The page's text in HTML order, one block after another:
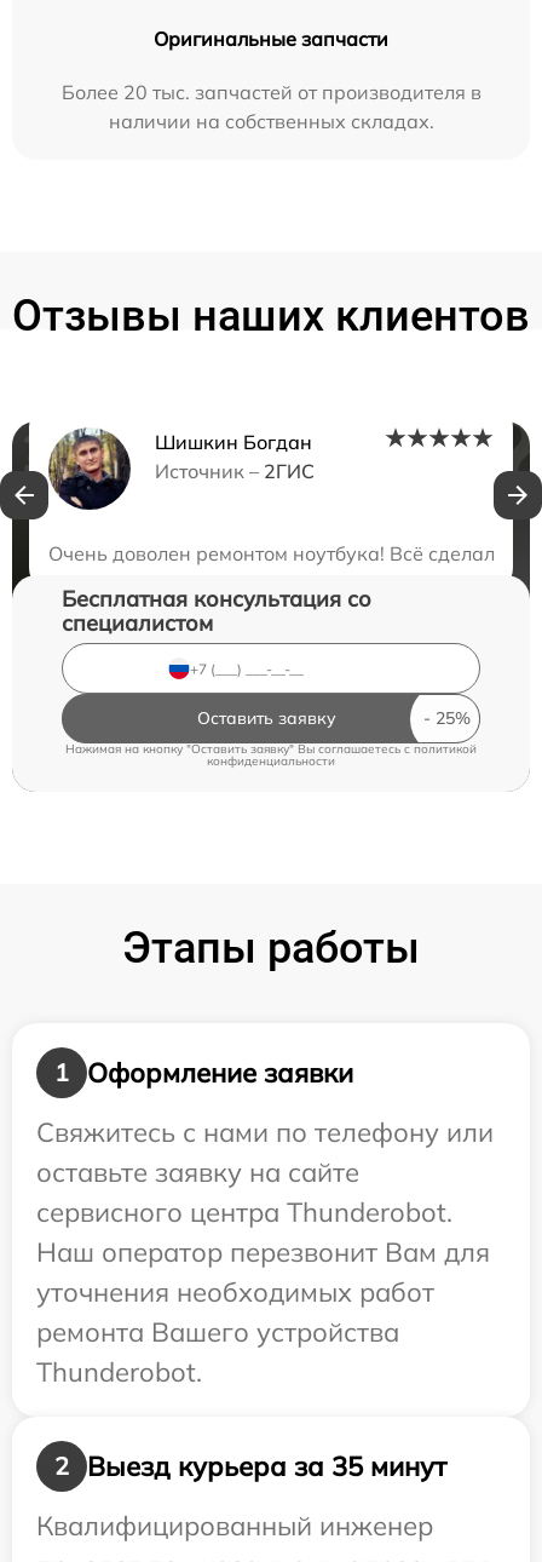
Оригинальные запчасти
Более 20 тыс. запчастей от производителя в
наличии на собственных складах.
Отзывы наших клиентов
Шишкин Богдан
Источник – 2ГИС
Очень доволен ремонтом ноутбука! Всё сделали
Нужна консультация?
Бесплатная консультация со
специалистом
Оставить заявку
Нажимая на кнопку "Оставить заявку" Вы соглашаетесь cполитикой
конфиденциальности
Этапы работы
1
Оформление заявки
Свяжитесь с нами по телефону или
оставьте заявку на сайте
сервисного центра Thunderobot.
Наш оператор перезвонит Вам для
уточнения необходимых работ
ремонта Вашего устройства
Thunderobot.
2
Выезд курьера за 35 минут
Квалифицированный инженер